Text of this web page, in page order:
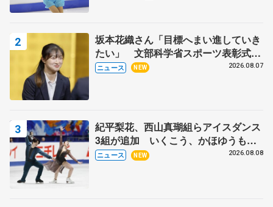
坂本花織さん「目標へまい進していき
たい」 文部科学省スポーツ表彰式で
代表謝辞
ニュース NEW 2026.08.07
紀平梨花、西山真瑚組らアイスダンス
3組が追加 いくこう、かほゆうも、
木下グループ杯
ニュース NEW 2026.08.08